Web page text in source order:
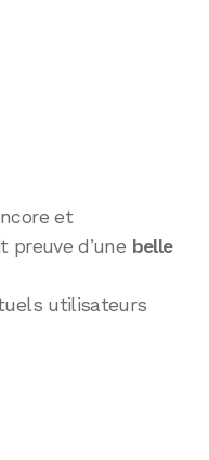
et
preuve d’une belle
utilisateurs